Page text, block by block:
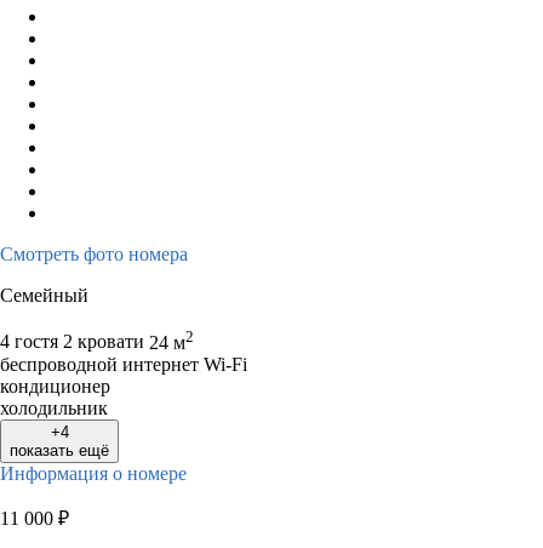
Смотреть фото номера
Семейный
4 гостя 2 кровати 24 м2
беспроводной интернет Wi-Fi
кондиционер
холодильник
+4
показать ещё
Информация о номере
11 000 ₽